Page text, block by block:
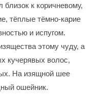
к коричневому,
тёплые тёмно-карие
и испугом.
этому чуду, а
кучерявых волос,
На изящной шее
ошейник.